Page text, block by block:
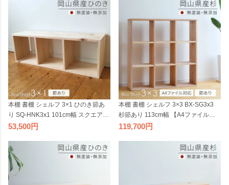
色 オープンシェルフ 木製 日本製
日本製 シャイニーワークス【受注】
本棚 書棚 シェルフ 3×1 ひのき節あ
り SQ-HNK3x1 101cm幅 スクエアシ
ェルフ 無垢材 sny work's 無塗装 オー
ュラル 木製 日本製 シャイニーワー
クス【受注】 2506SS
53,500
本棚 書棚 シェルフ 3×3 BX-SG3x3
杉節あり 113cm幅 【A4ファイル対
応】 ボックスシェルフ 無垢材 無塗
ナチュラル 天然木 木製 純国産材 日
本製 シャイニーワークス【受注】
119,700